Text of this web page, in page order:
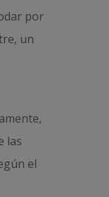
por
un
las
el